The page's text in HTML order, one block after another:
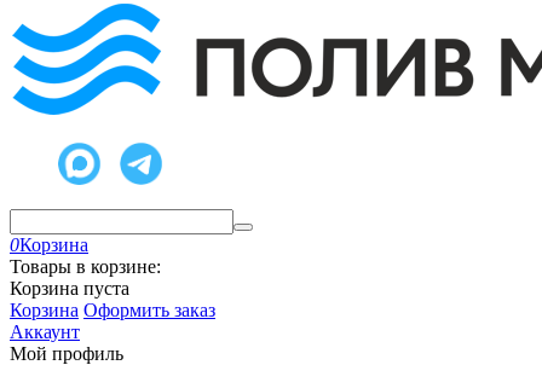
0Корзина
Товары в корзине:
Корзина пуста
Корзина Оформить заказ
Аккаунт
Мой профиль